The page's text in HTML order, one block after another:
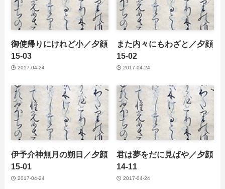
御使帰りにけれど小／夕顔
15-03
2017-04-24
また内々にもわざと／夕顔
15-02
2017-04-24
伊予介神無月の朔日／夕顔
15-01
2017-04-24
君は夢をだに見ばや／夕顔
14-11
2017-04-24